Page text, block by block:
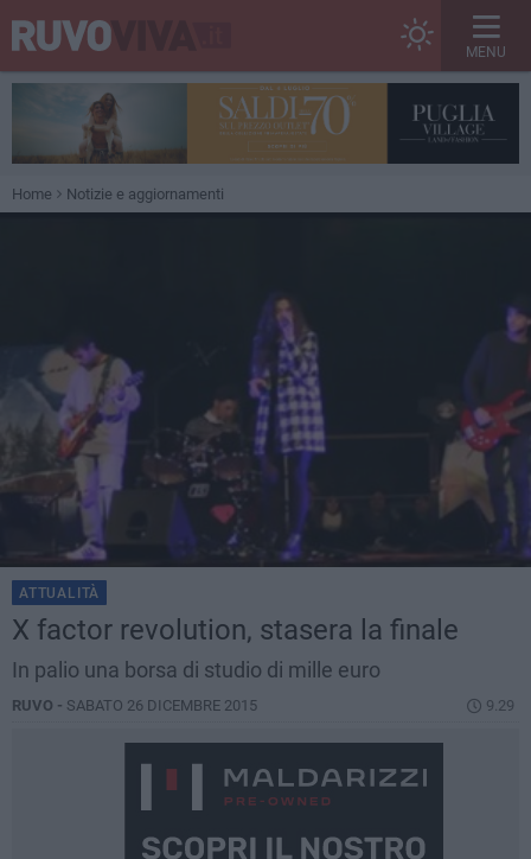
MENU
Home Notizie e aggiornamenti
ATTUALITÀ
X factor revolution, stasera la finale
In palio una borsa di studio di mille euro
RUVO - SABATO 26 DICEMBRE 2015 9.29